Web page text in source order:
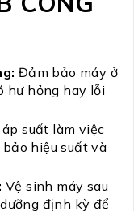
Đảm bảo máy ở
hư hỏng hay lỗi
suất làm việc
hiệu suất và
Vệ sinh máy sau
định kỳ để